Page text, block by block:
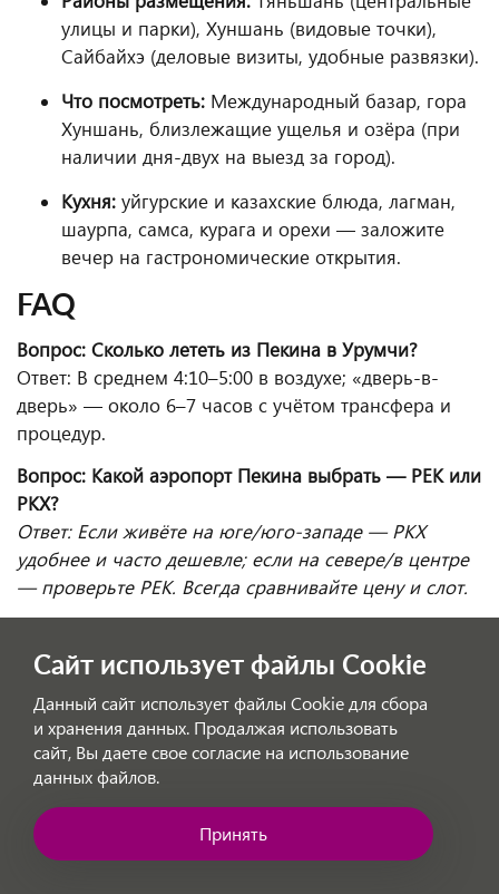
улицы и парки), Хуншань (видовые точки),
Сайбайхэ (деловые визиты, удобные развязки).
Что посмотреть: Международный базар, гора
Хуншань, близлежащие ущелья и озёра (при
наличии дня-двух на выезд за город).
Кухня: уйгурские и казахские блюда, лагман,
шаурпа, самса, курага и орехи — заложите
вечер на гастрономические открытия.
FAQ
Вопрос: Сколько лететь из Пекина в Урумчи?
Ответ: В среднем 4:10–5:00 в воздухе; «дверь-в-
дверь» — около 6–7 часов с учётом трансфера и
процедур.
Вопрос: Какой аэропорт Пекина выбрать — PEK или
PKX?
Ответ: Если живёте на юге/юго-западе — PKX
удобнее и часто дешевле; если на севере/в центре
— проверьте PEK. Всегда сравнивайте цену и слот.
Урумчи?
Ответ: Air China, China Southern, China Eastern,
Hainan, Shenzhen Airlines, Tianjin Airlines и Spring
Airlines (лоукостер).
Вопрос: Можно ли дешево улететь с багажом?
Ответ: Да, берите тариф фулл-сервиса с
включённым местом 20–23 кг или сравните «база +
докупка багажа» у лоукостера — иногда всё равно
Сайт использует файлы Cookie
Данный сайт использует файлы Cookie для сбора
и хранения данных. Продалжая использовать
сайт, Вы даете свое согласие на использование
данных файлов.
Принять